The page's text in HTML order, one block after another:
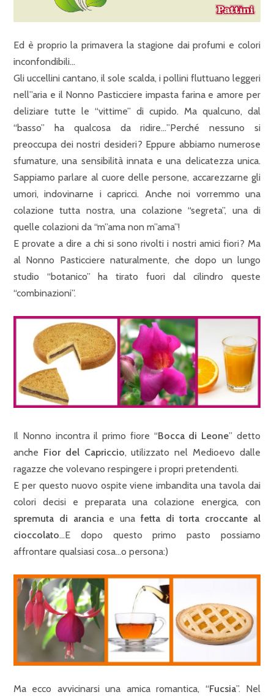
Ed è proprio la primavera la stagione dai profumi e colori
inconfondibili…
Gli uccellini cantano, il sole scalda, i pollini fluttuano leggeri
nell”aria e il Nonno Pasticciere impasta farina e amore per
deliziare tutte le “vittime” di cupido. Ma qualcuno, dal
“basso” ha qualcosa da ridire…”Perché nessuno si
preoccupa dei nostri desideri? Eppure abbiamo numerose
sfumature, una sensibilità innata e una delicatezza unica.
Sappiamo parlare al cuore delle persone, accarezzarne gli
umori, indovinarne i capricci. Anche noi vorremmo una
colazione tutta nostra, una colazione “segreta”, una di
quelle colazioni da “m”ama non m”ama”!
E provate a dire a chi si sono rivolti i nostri amici fiori? Ma
al Nonno Pasticciere naturalmente, che dopo un lungo
studio “botanico” ha tirato fuori dal cilindro queste
“combinazioni”.
Il Nonno incontra il primo fiore “Bocca di Leone” detto
anche Fior del Capriccio, utilizzato nel Medioevo dalle
ragazze che volevano respingere i propri pretendenti.
E per questo nuovo ospite viene imbandita una tavola dai
colori decisi e preparata una colazione energica, con
spremuta di aranciae una fetta di torta croccante al
cioccolato…E dopo questo primo pasto possiamo
affrontare qualsiasi cosa…o persona:)
Ma ecco avvicinarsi una amica romantica, “Fucsia”. Nel